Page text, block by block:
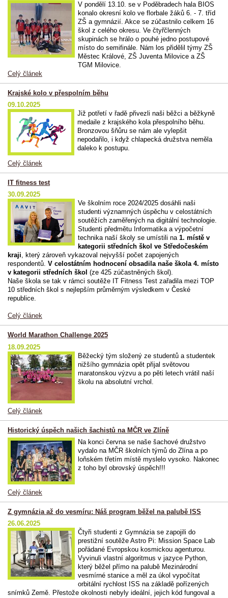
V pondělí 13.10. se v Poděbradech hala BIOS
konalo okresní kolo ve florbale žáků 6. - 7. tříd
ZŠ a gymnázií. Akce se zúčastnilo celkem 16
škol z celého okresu. Ve čtyřčlenných
skupinách se hrálo o pouhé jedno postupové
místo do semifinále. Nám los přidělil týmy ZŠ
Městec Králové, ZŠ Juventa Milovice a ZŠ
TGM Milovice.
Celý článek
Krajské kolo v přespolním běhu
09.10.2025
Již potřetí v řadě přivezli naši běžci a běžkyně
medaile z krajského kola přespolního běhu.
Bronzovou šňůru se nám ale vylepšit
nepodařilo, i když chlapecká družstva neměla
daleko k postupu.
Celý článek
IT fitness test
30.09.2025
Ve školním roce 2024/2025 dosáhli naši
studenti významných úspěchu v celostátních
soutěžích zaměřených na digitální technologie.
Studenti předmětu Informatika a výpočetní
technika naší školy se umístili na1. místě v
kategorii středních škol ve Středočeském
kraji, který zároveň vykazoval nejvyšší počet zapojených
respondentů. V celostátním hodnocení obsadila naše škola 4. místo
v kategorii středních škol (ze 425 zúčastněných škol).
Naše škola se tak v rámci soutěže IT Fitness Test zařadila mezi TOP
10 středních škol s nejlepším průměrným výsledkem v České
republice.
Celý článek
World Marathon Challenge 2025
18.09.2025
Běžecký tým složený ze studentů a studentek
nižšího gymnázia opět přijal světovou
maratonskou výzvu a po pěti letech vrátil naší
školu na absolutní vrchol.
Celý článek
Historický úspěch našich šachistů na MČR ve Zlíně
Na konci června se naše šachové družstvo
vydalo na MČR školních týmů do Zlína a po
loňském třetím místě myslelo vysoko. Nakonec
z toho byl obrovský úspěch!!!
Celý článek
Z gymnázia až do vesmíru: Náš program běžel na palubě ISS
26.06.2025
Čtyři studenti z Gymnázia se zapojili do
prestižní soutěže Astro Pi: Mission Space Lab
pořádané Evropskou kosmickou agenturou.
Vyvinuli vlastní algoritmus v jazyce Python,
který běžel přímo na palubě Mezinárodní
vesmírné stanice a měl za úkol vypočítat
orbitální rychlost ISS na základě pořízených
snímků Země. Přestože okolnosti nebyly ideální, jejich kód fungoval a